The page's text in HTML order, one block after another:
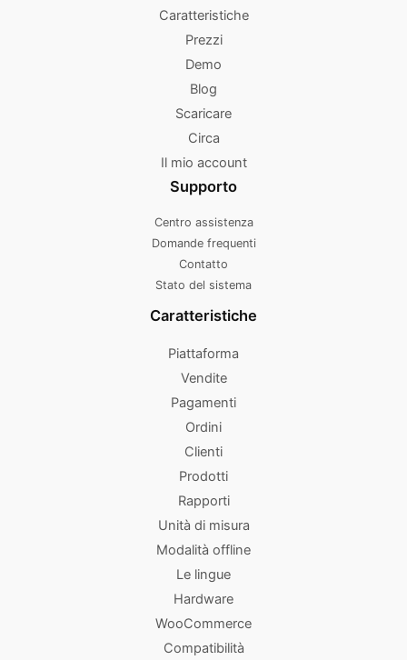
Caratteristiche
Prezzi
Demo
Blog
Scaricare
Circa
Il mio account
Supporto
Centro assistenza
Domande frequenti
Contatto
Stato del sistema
Caratteristiche
Piattaforma
Vendite
Pagamenti
Ordini
Clienti
Prodotti
Rapporti
Unità di misura
Modalità offline
Le lingue
Hardware
WooCommerce
Compatibilità